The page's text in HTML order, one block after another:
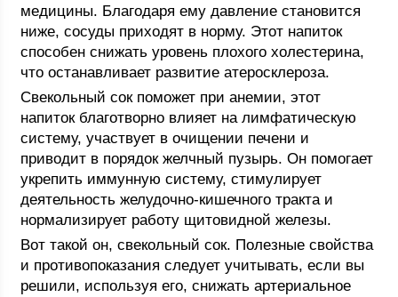
медицины. Благодаря ему давление становится
ниже, сосуды приходят в норму. Этот напиток
способен снижать уровень плохого холестерина,
что останавливает развитие атеросклероза.
Свекольный сок поможет при анемии, этот
напиток благотворно влияет на лимфатическую
систему, участвует в очищении печени и
приводит в порядок желчный пузырь. Он помогает
укрепить иммунную систему, стимулирует
деятельность желудочно-кишечного тракта и
нормализирует работу щитовидной железы.
Вот такой он, свекольный сок. Полезные свойства
и противопоказания следует учитывать, если вы
решили, используя его, снижать артериальное